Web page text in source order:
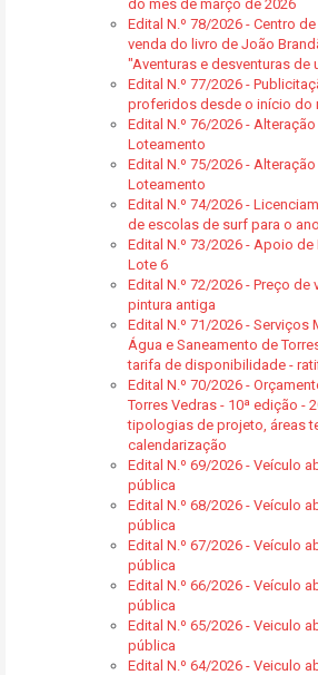
do mês de março de 2026
Edital N.º 78/2026 - Centro
venda do livro de João
"Aventuras e desventuras de
Edital N.º 77/2026 -
proferidos desde o início do
Edital N.º 76/2026 -
Loteamento
Edital N.º 75/2026 -
Loteamento
Edital N.º 74/2026 -
de escolas de surf para o
Edital N.º 73/2026 - Apoio de
Lote 6
Edital N.º 72/2026 - Preço
pintura antiga
Edital N.º 71/2026 -
Água e Saneamento de
tarifa de disponibilidade -
Edital N.º 70/2026 -
Torres Vedras - 10ª edição -
tipologias de projeto, áreas
calendarização
Edital N.º 69/2026 - Veículo
pública
Edital N.º 68/2026 - Veículo
pública
Edital N.º 67/2026 - Veículo
pública
Edital N.º 66/2026 - Veículo
pública
Edital N.º 65/2026 - Veiculo
pública
Edital N.º 64/2026 - Veiculo